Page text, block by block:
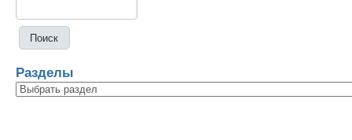
Разделы